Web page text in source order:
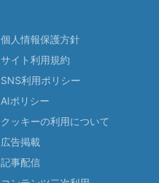
個人情報保護方針
サイト利用規約
SNS利用ポリシー
AIポリシー
クッキーの利用について
広告掲載
記事配信